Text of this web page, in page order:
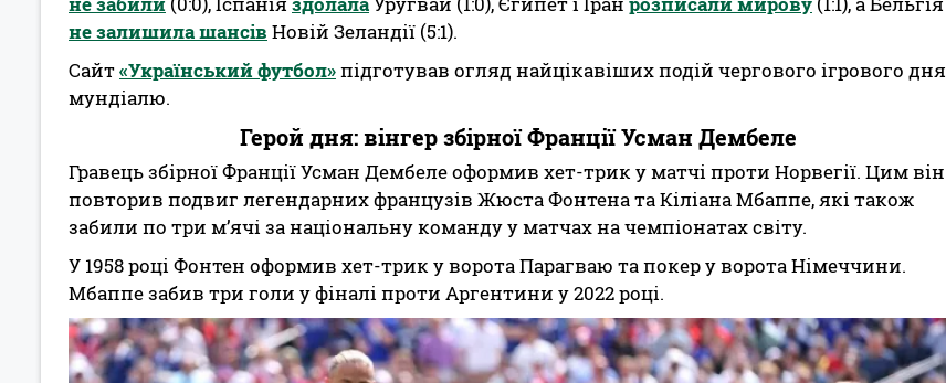
не залишила шансів Новій Зеландії (5:1).
Сайт«Український футбол»підготував огляд найцікавіших подій чергового ігрового дня
мундіалю.
Герой дня: вінгер збірної Франції Усман Дембеле
Гравець збірної Франції Усман Дембеле оформив хет-трик у матчі проти Норвегії. Цим він
повторив подвиг легендарних французів Жюста Фонтена та Кіліана Мбаппе, які також
забили по три м’ячі за національну команду у матчах на чемпіонатах світу.
У 1958 році Фонтен оформив хет-трик у ворота Парагваю та покер у ворота Німеччини.
Мбаппе забив три голи у фіналі проти Аргентини у 2022 році.